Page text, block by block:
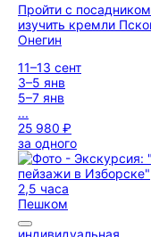
Пройти с
изучить кремли
Онегин
11–13 сент
3–5 янв
5–7 янв
...
25 980 ₽
за одного
2,5 часа
Пешком
индивидуальная